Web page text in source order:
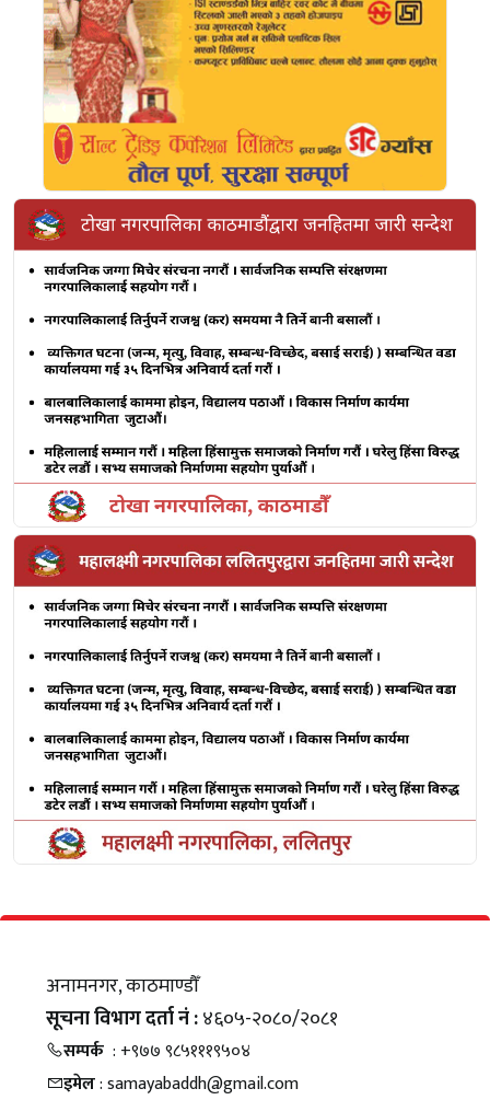
अनामनगर, काठमाण्डौँ
सूचना विभाग दर्ता नं :४६०५-२०८०/२०८१
सम्पर्क : +९७७ ९८५१११९५०४
इमेल: samayabaddh@gmail.com